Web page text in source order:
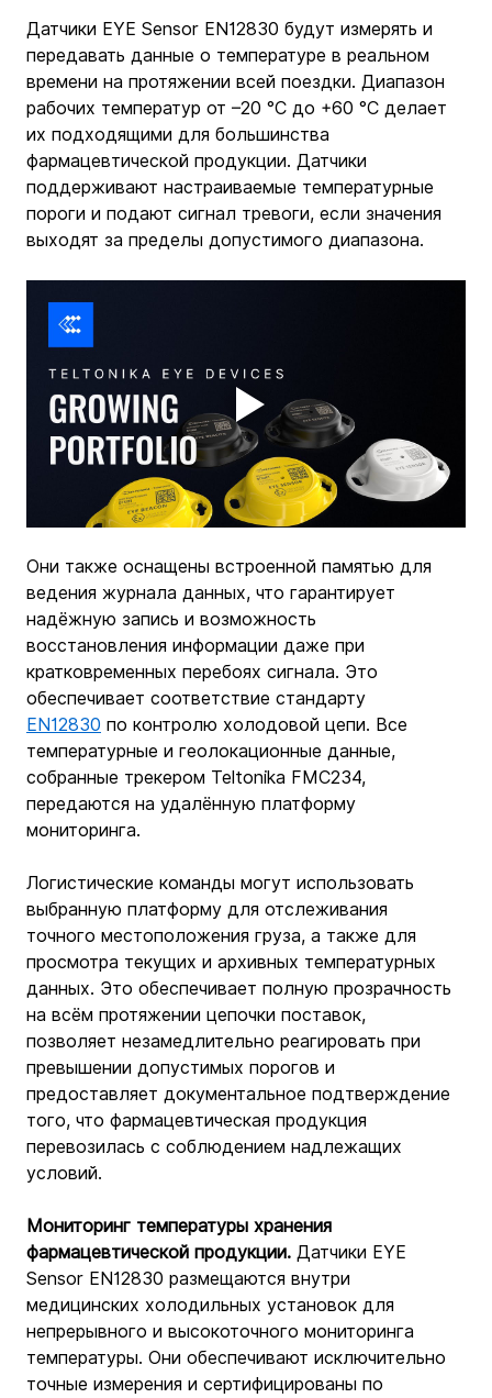
Датчики EYE Sensor EN12830 будут измерять и
передавать данные о температуре в реальном
времени на протяжении всей поездки. Диапазон
рабочих температур от –20 °C до +60 °C делает
их подходящими для большинства
фармацевтической продукции. Датчики
поддерживают настраиваемые температурные
пороги и подают сигнал тревоги, если значения
выходят за пределы допустимого диапазона.
Они также оснащены встроенной памятью для
ведения журнала данных, что гарантирует
надёжную запись и возможность
восстановления информации даже при
кратковременных перебоях сигнала. Это
обеспечивает соответствие стандарту
EN12830 по контролю холодовой цепи. Все
температурные и геолокационные данные,
собранные трекером Teltonika FMC234,
передаются на удалённую платформу
мониторинга.
Логистические команды могут использовать
выбранную платформу для отслеживания
точного местоположения груза, а также для
просмотра текущих и архивных температурных
данных. Это обеспечивает полную прозрачность
на всём протяжении цепочки поставок,
позволяет незамедлительно реагировать при
превышении допустимых порогов и
предоставляет документальное подтверждение
того, что фармацевтическая продукция
перевозилась с соблюдением надлежащих
условий.
Мониторинг температуры хранения
фармацевтической продукции. Датчики EYE
Sensor EN12830 размещаются внутри
медицинских холодильных установок для
непрерывного и высокоточного мониторинга
температуры. Они обеспечивают исключительно
точные измерения и сертифицированы по